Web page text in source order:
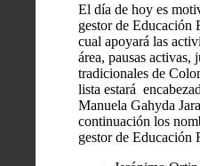
El día de hoy es
gestor de Educación
cual apoyará las
área, pausas activas,
tradicionales de
lista estará
Manuela Gahyda
continuación los
gestor de Educación